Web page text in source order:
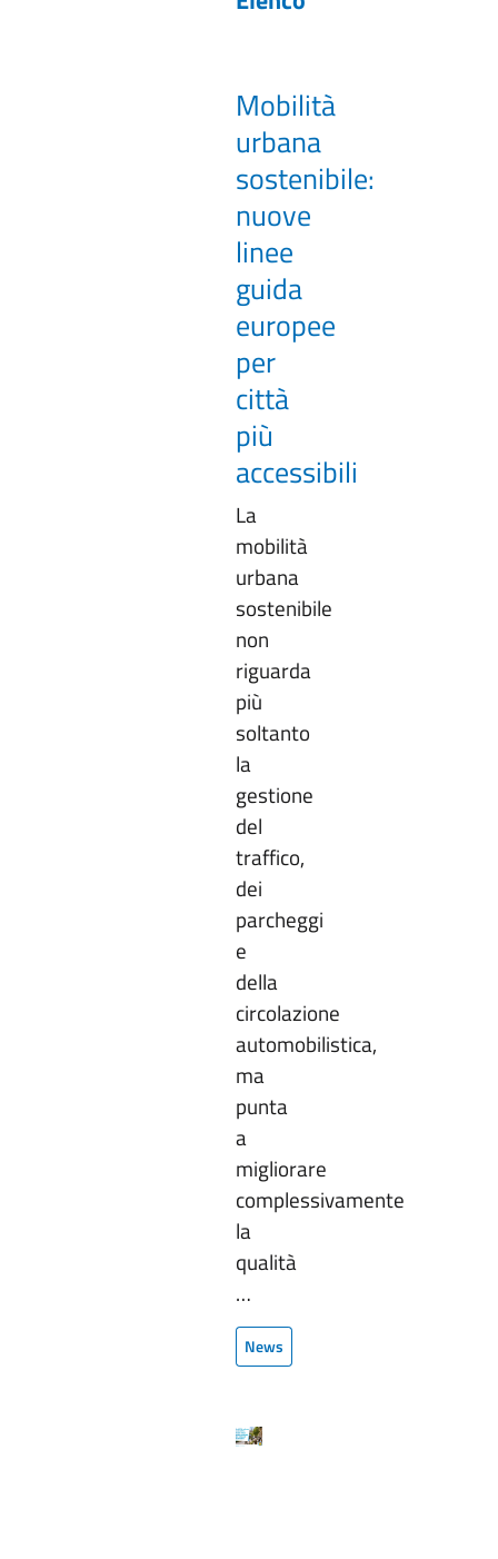
Mobilità
urbana
sostenibile:
nuove
linee
guida
europee
per
città
più
accessibili
La
mobilità
urbana
sostenibile
non
riguarda
più
soltanto
la
gestione
del
traffico,
dei
parcheggi
e
della
circolazione
automobilistica,
ma
punta
a
migliorare
complessivamente
la
qualità
…
News